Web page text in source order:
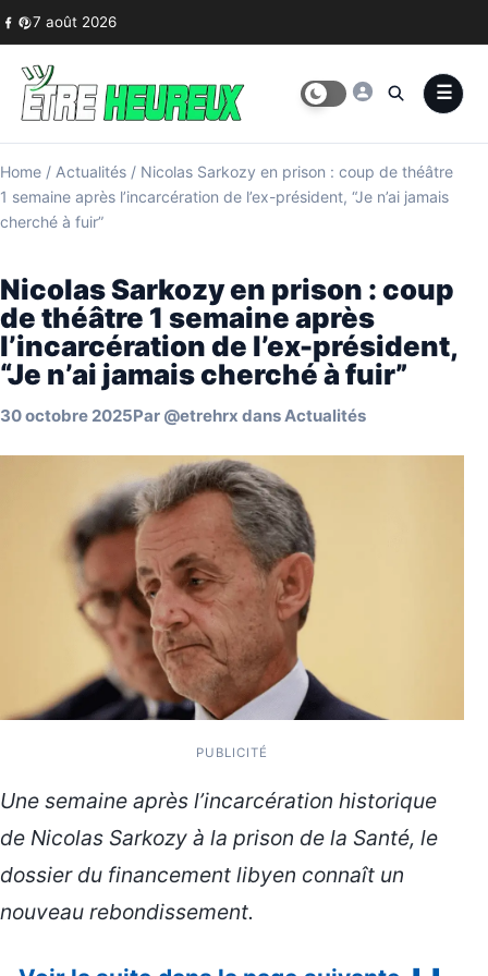
Skip to content
7 août 2026
Home / Actualités / Nicolas Sarkozy en prison : coup de théâtre
1 semaine après l’incarcération de l’ex-président, “Je n’ai jamais
cherché à fuir”
Nicolas Sarkozy en prison : coup
de théâtre 1 semaine après
l’incarcération de l’ex-président,
“Je n’ai jamais cherché à fuir”
30 octobre 2025Par @etrehrx dansActualités
PUBLICITÉ
Une semaine après l’incarcération historique
de Nicolas Sarkozy à la prison de la Santé, le
dossier du financement libyen connaît un
nouveau rebondissement.